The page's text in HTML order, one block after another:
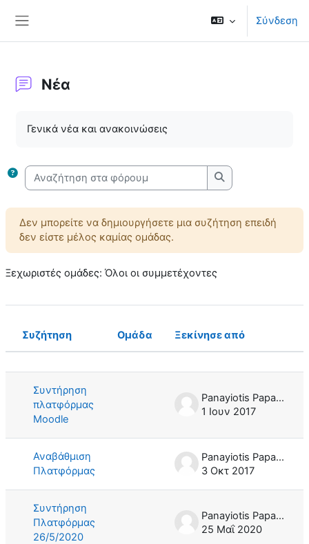
Σύνδεση
Νέα
Γενικά νέα και ανακοινώσεις
Αναζήτηση στα φόρουμ
Αναζήτηση στα
Δεν μπορείτε να δημιουργήσετε μια συζήτηση επειδή
δεν είστε μέλος καμίας ομάδας.
Ξεχωριστές ομάδες: Όλοι οι συμμετέχοντες
Κατάσταση
Συζήτηση Ομάδα Ξεκίνησε από
Συντήρηση
πλατφόρμας
Moodle
Panayiotis Papachiou
1 Ιουν 2017
Αναβάθμιση
Πλατφόρμας
Panayiotis Papachiou
3 Οκτ 2017
Συντήρηση
Πλατφόρμας
26/5/2020
Panayiotis Papachiou
25 Μαΐ 2020